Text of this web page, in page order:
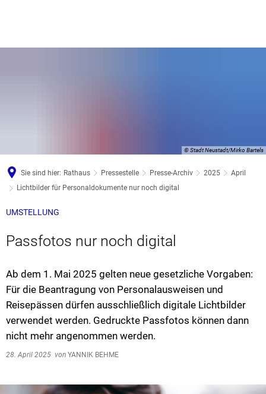
© Stadt Neustadt/Mirko Bartels
Sie sind hier: Rathaus Pressestelle Presse-Archiv 2025
April
Lichtbilder für Personaldokumente nur noch digital
UMSTELLUNG
Passfotos nur noch digital
Ab dem 1. Mai 2025 gelten neue gesetzliche Vorgaben:
Für die Beantragung von Personalausweisen und
Reisepässen dürfen ausschließlich digitale Lichtbilder
verwendet werden. Gedruckte Passfotos können dann
nicht mehr angenommen werden.
28. April 2025 von YANNIK BEHME